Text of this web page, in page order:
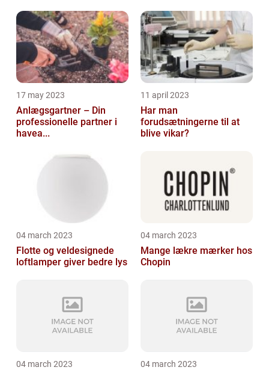
17 may 2023
Anlægsgartner – Din
professionelle partner i
havea...
11 april 2023
Har man
forudsætningerne til at
blive vikar?
04 march 2023
Flotte og veldesignede
loftlamper giver bedre lys
04 march 2023
Mange lækre mærker hos
Chopin
04 march 2023 04 march 2023